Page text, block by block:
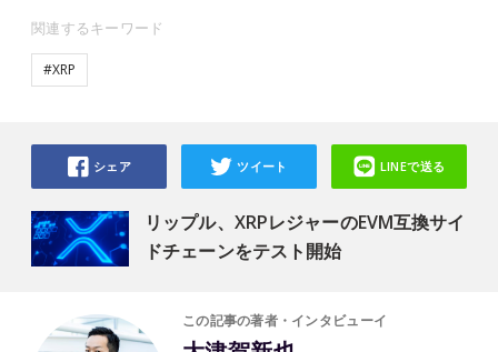
関連するキーワード
#XRP
リップル、XRPレジャーのEVM互換サイ
ドチェーンをテスト開始
シェア ツイート LINEで送る
この記事の著者・インタビューイ